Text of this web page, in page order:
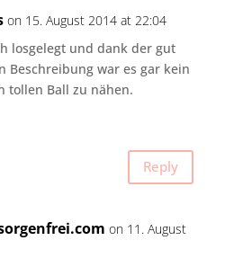
on 15. August 2014 at 22:04
losgelegt und dank der gut
Beschreibung war es gar kein
tollen Ball zu nähen.
Reply
on 11. August